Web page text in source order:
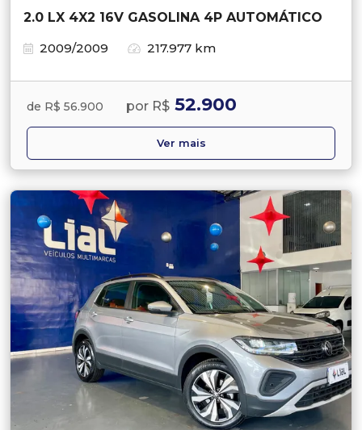
2.0 LX 4X2 16V GASOLINA 4P AUTOMÁTICO
2009/2009
217.977 km
de R$ 56.900 por R$ 52.900
Ver mais